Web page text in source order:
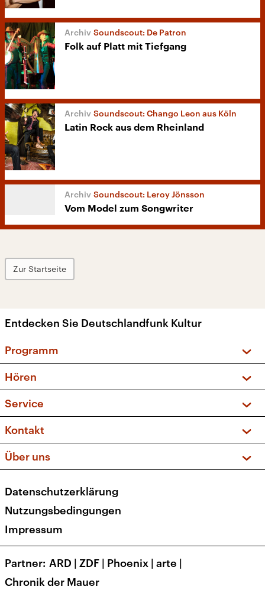
Soundscout: De Patron
Folk auf Platt mit Tiefgang
Soundscout: Chango Leon aus Köln
Latin Rock aus dem Rheinland
Soundscout: Leroy Jönsson
Vom Model zum Songwriter
Zur Startseite
Entdecken Sie Deutschlandfunk Kultur
Programm
Sendungen und Podcasts
Musikliste
Kakadu – Das Kinderprogramm
Hören
Frequenzen (UKW + DAB+)
Service
FAQ
Apps
Newsletter
Kontakt
Social Media
Über uns
Presse
Karriere
Transparenz
Datenschutzerklärung
Nutzungsbedingungen
Impressum
Partner ARD | ZDF | Phoenix | arte |
Chronik der Mauer